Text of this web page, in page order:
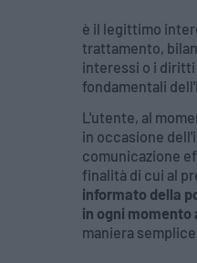
è il legittimo
trattamento,
interessi o i diritti
fondamentali
L'utente, al
in occasione
comunicazione
finalità di cui al
informato della
in ogni
maniera